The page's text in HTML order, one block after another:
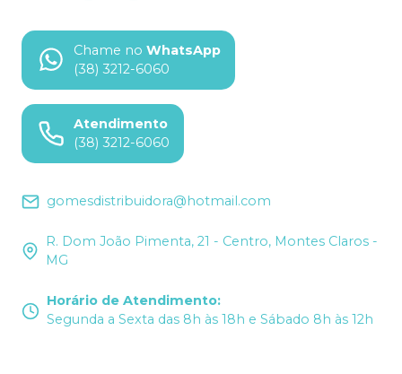
Chame no WhatsApp
(38) 3212-6060
Atendimento
(38) 3212-6060
gomesdistribuidora@hotmail.com
R. Dom João Pimenta, 21 - Centro, Montes Claros -
MG
Horário de Atendimento:
Segunda a Sexta das 8h às 18h e Sábado 8h às 12h